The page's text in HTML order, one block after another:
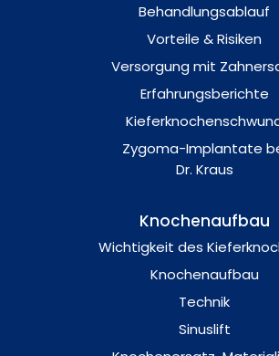
Behandlungsablauf
Vorteile & Risiken
Versorgung mit
Erfahrungsberichte
Zygoma-Implantate
Dr. Kraus
Knochenaufbau
Wichtigkeit des
Knochenaufbau
Technik
Sinuslift